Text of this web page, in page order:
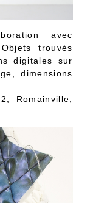
avec
trouvés
digitales sur
dimensions
Romainville,